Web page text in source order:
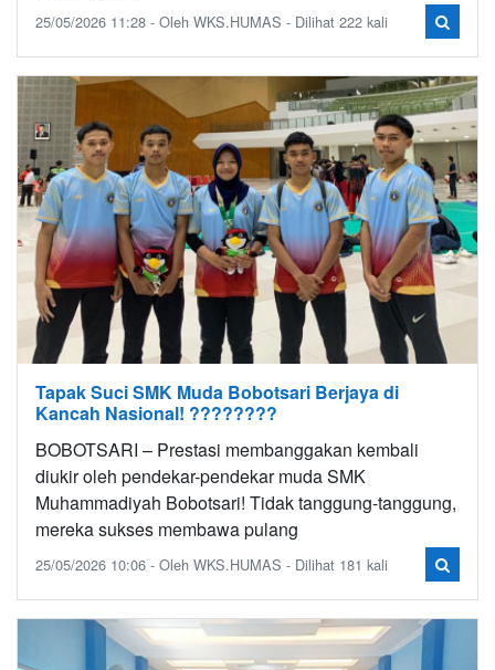
25/05/2026 11:28 - Oleh WKS.HUMAS - Dilihat 222 kali
Tapak Suci SMK Muda Bobotsari Berjaya di
Kancah Nasional! ????????
BOBOTSARI – Prestasi membanggakan kembali
diukir oleh pendekar-pendekar muda SMK
Muhammadiyah Bobotsari! Tidak tanggung-tanggung,
mereka sukses membawa pulang
25/05/2026 10:06 - Oleh WKS.HUMAS - Dilihat 181 kali